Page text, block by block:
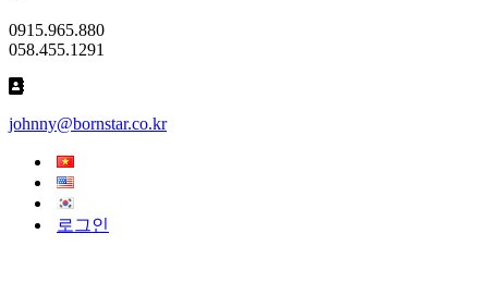
0915.965.880
058.455.1291
johnny@bornstar.co.kr
로그인